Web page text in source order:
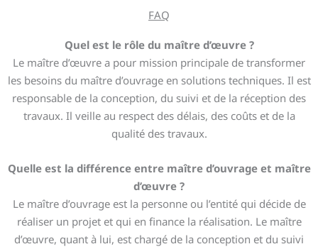
FAQ
Quel est le rôle du maître d’œuvre ?
Le maître d’œuvre a pour mission principale de transformer
les besoins du maître d’ouvrage en solutions techniques. Il est
responsable de la conception, du suivi et de la réception des
travaux. Il veille au respect des délais, des coûts et de la
qualité des travaux.
Quelle est la différence entre maître d’ouvrage et maître
d’œuvre ?
Le maître d’ouvrage est la personne ou l’entité qui décide de
réaliser un projet et qui en finance la réalisation. Le maître
d’œuvre, quant à lui, est chargé de la conception et du suivi